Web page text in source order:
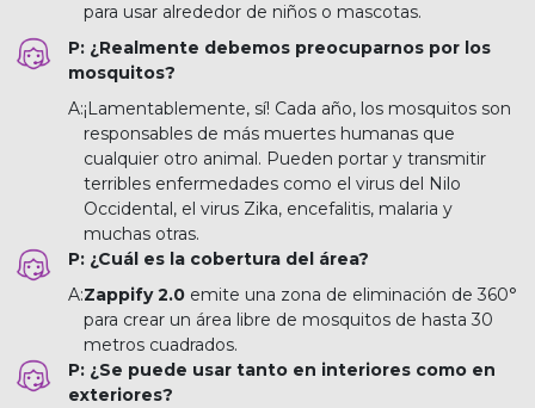
para usar alrededor de niños o mascotas.
P: ¿Realmente debemos preocuparnos por los
mosquitos?
A:¡Lamentablemente, sí! Cada año, los mosquitos son
responsables de más muertes humanas que
cualquier otro animal. Pueden portar y transmitir
terribles enfermedades como el virus del Nilo
Occidental, el virus Zika, encefalitis, malaria y
muchas otras.
P: ¿Cuál es la cobertura del área?
A:Zappify 2.0 emite una zona de eliminación de 360°
para crear un área libre de mosquitos de hasta 30
metros cuadrados.
P: ¿Se puede usar tanto en interiores como en
exteriores?